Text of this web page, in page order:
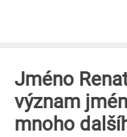
Jméno
význam
mnoho